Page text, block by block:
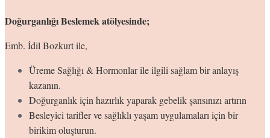
Doğurganlığı Beslemek atölyesinde;
Emb. İdil Bozkurt ile,
Üreme Sağlığı & Hormonlar ile ilgili sağlam bir anlayış
kazanın.
Doğurganlık için hazırlık yaparak gebelik şansınızı artırın
Besleyici tarifler ve sağlıklı yaşam uygulamaları için bir
birikim oluşturun.